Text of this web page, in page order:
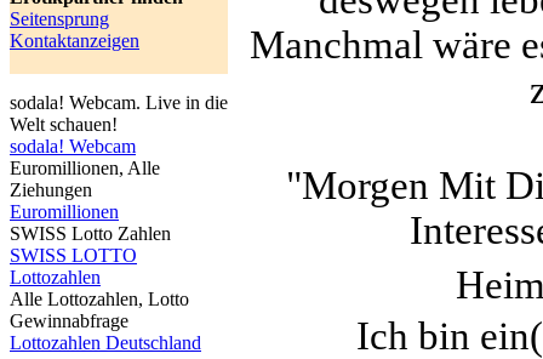
Seitensprung
Kontaktanzeigen
sodala! Webcam. Live in die
Welt schauen!
sodala! Webcam
Euromillionen, Alle
Ziehungen
Euromillionen
SWISS Lotto Zahlen
SWISS LOTTO
Lottozahlen
Alle Lottozahlen, Lotto
Gewinnabfrage
Lottozahlen Deutschland
Manchmal wäre
"Morgen Mit
Ich bin